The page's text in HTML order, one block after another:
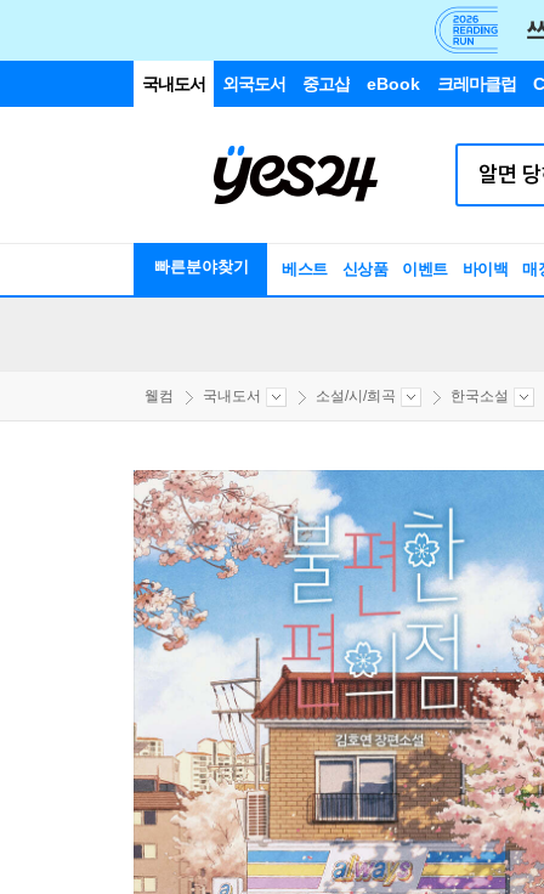
국내도서 외국도서 중고샵 eBook 크레마클럽
빠른분야찾기 베스트 신상품 이벤트 바이백 매
웰컴 국내도서 소설/시/희곡 한국소설